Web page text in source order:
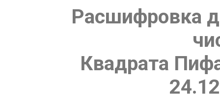
Расшифровка
Квадрата